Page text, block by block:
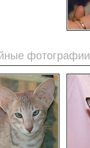
фотографии